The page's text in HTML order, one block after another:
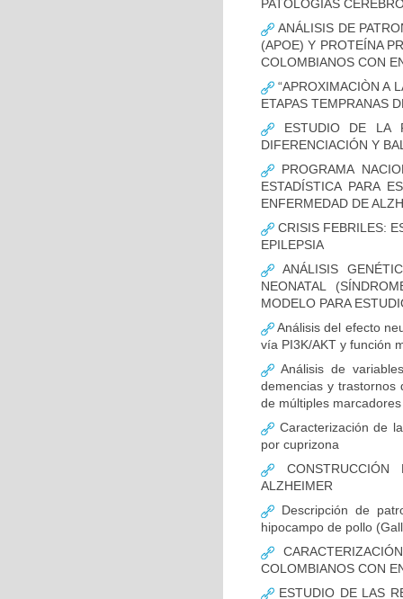
PATOLOGÍAS
ANÁLISIS DE
(APOE) Y PROTEÍNA
COLOMBIANOS CON
“APROXIMACIÒN A
ETAPAS TEMPRANAS
ESTUDIO DE LA
DIFERENCIACIÓN Y
PROGRAMA
ESTADÍSTICA PARA
ENFERMEDAD DE
CRISIS FEBRILES:
EPILEPSIA
ANÁLISIS
NEONATAL
MODELO PARA
Análisis del efecto
vía PI3K/AKT y función
Análisis de
demencias y trastornos
de múltiples
Caracterización de
por cuprizona
ALZHEIMER
Descripción de
hipocampo de pollo
COLOMBIANOS CON
ESTUDIO DE LAS